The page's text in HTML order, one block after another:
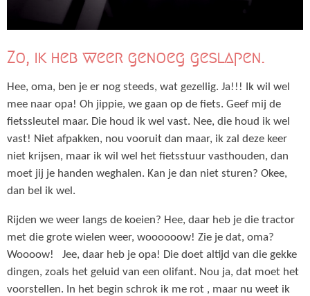
Zo, ik heb weer genoeg geslapen.
Hee, oma, ben je er nog steeds, wat gezellig. Ja!!! Ik wil wel
mee naar opa! Oh jippie, we gaan op de fiets. Geef mij de
fietssleutel maar. Die houd ik wel vast. Nee, die houd ik wel
vast! Niet afpakken, nou vooruit dan maar, ik zal deze keer
niet krijsen, maar ik wil wel het fietsstuur vasthouden, dan
moet jij je handen weghalen. Kan je dan niet sturen? Okee,
dan bel ik wel.
Rijden we weer langs de koeien? Hee, daar heb je die tractor
met die grote wielen weer, woooooow! Zie je dat, oma?
Woooow! Jee, daar heb je opa! Die doet altijd van die gekke
dingen, zoals het geluid van een olifant. Nou ja, dat moet het
voorstellen. In het begin schrok ik me rot , maar nu weet ik